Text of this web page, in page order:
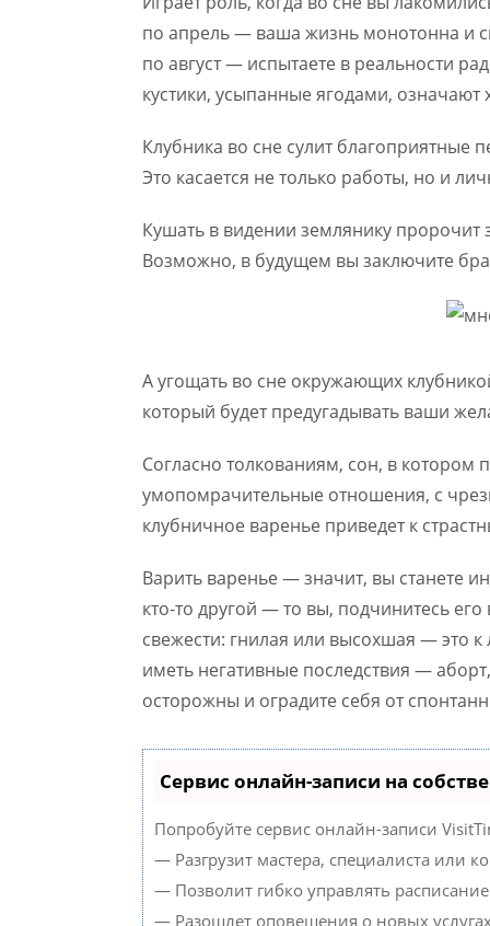
по апрель — ваша жизнь монотонна и
по август — испытаете в реальности
кустики, усыпанные ягодами,
Клубника во сне сулит благоприятные
Это касается не только работы, но и
Кушать в видении землянику пророчит
Возможно, в будущем вы заключите
А угощать во сне окружающих
который будет предугадывать ваши
Согласно толкованиям, сон, в котором
умопомрачительные отношения, с
клубничное варенье приведет к
Варить варенье — значит, вы станете
кто-то другой — то вы, подчинитесь
свежести: гнилая или высохшая — это к
иметь негативные последствия —
осторожны и оградите себя от
Сервис онлайн-записи на
Попробуйте сервис онлайн-записи
— Разгрузит мастера, специалиста или
— Позволит гибко управлять
— Разошлет оповещения о новых